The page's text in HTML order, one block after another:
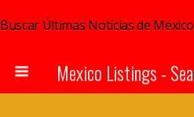
Buscar Últimas Noticias de México